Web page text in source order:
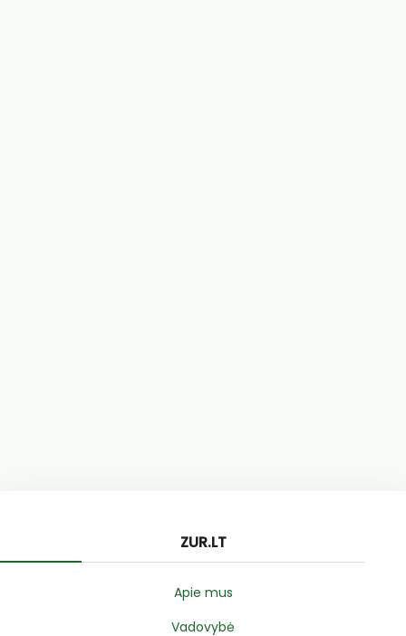
ZUR.LT
Apie mus
Vadovybė